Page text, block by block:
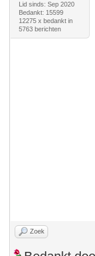
Lid sinds: Sep 2020
Bedankt: 15599
12275 x bedankt in
5763 berichten
Zoek